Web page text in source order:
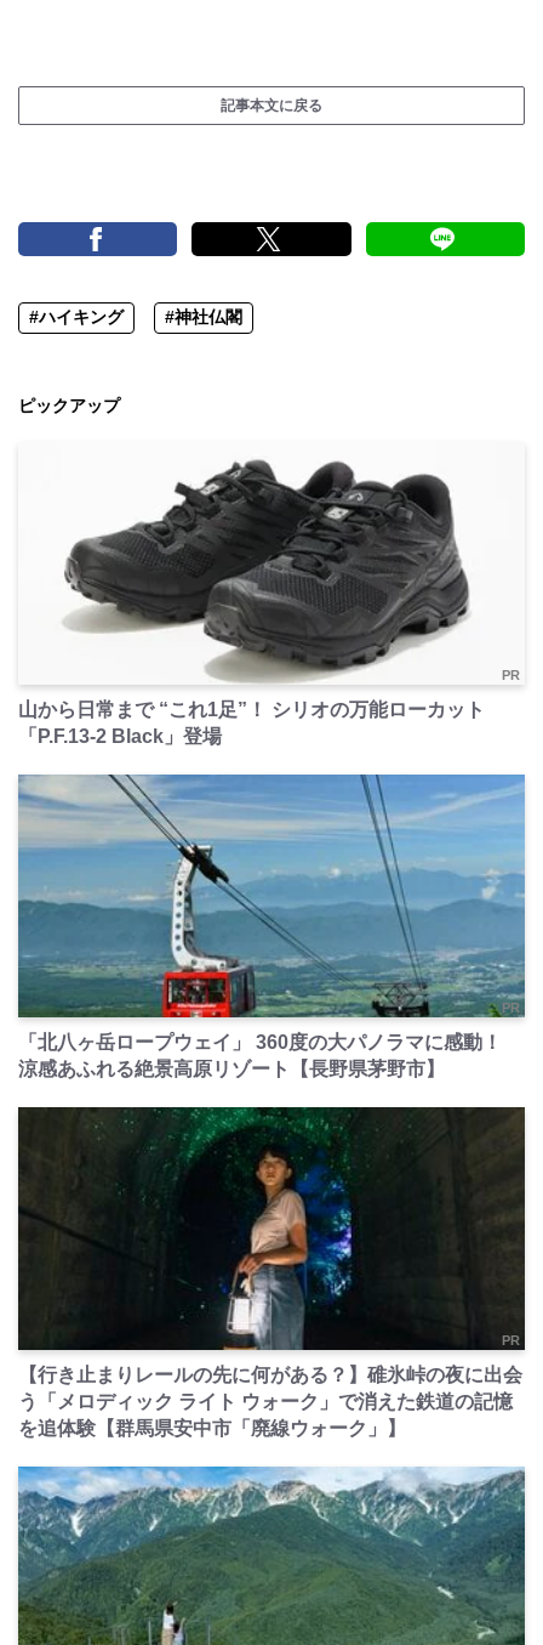
記事本文に戻る
#ハイキング #神社仏閣
ピックアップ
PR
山から日常まで “これ1足”！ シリオの万能ローカット
「P.F.13-2 Black」登場
PR
「北八ヶ岳ロープウェイ」 360度の大パノラマに感動！
涼感あふれる絶景高原リゾート【長野県茅野市】
PR
【行き止まりレールの先に何がある？】碓氷峠の夜に出会
う「メロディック ライト ウォーク」で消えた鉄道の記憶
を追体験【群馬県安中市「廃線ウォーク」】